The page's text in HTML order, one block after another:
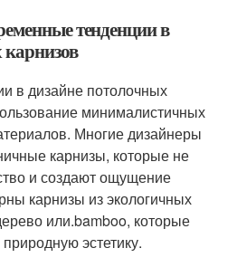
тенденции в
в дизайне потолочных
минималистичных
Многие дизайнеры
карнизы, которые не
и создают ощущение
карнизы из экологичных
или.bamboo, которые
эстетику.